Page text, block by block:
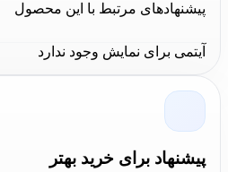
باشید. تمامی محصولات این برند از
پیشنهادهای مرتبط با این محصول
آیتمی برای نمایش وجود ندارد
پیشنهاد برای خرید بهتر